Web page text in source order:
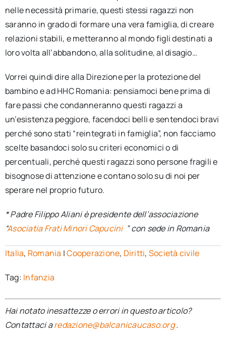
nelle necessità primarie, questi stessi ragazzi non
saranno in grado di formare una vera famiglia, di creare
relazioni stabili, e metteranno al mondo figli destinati a
loro volta all’abbandono, alla solitudine, al disagio…
Vorrei quindi dire alla Direzione per la protezione del
bambino e ad HHC Romania: pensiamoci bene prima di
fare passi che condanneranno questi ragazzi a
un’esistenza peggiore, facendoci belli e sentendoci bravi
perché sono stati “reintegrati in famiglia”, non facciamo
scelte basandoci solo su criteri economici o di
percentuali, perché questi ragazzi sono persone fragili e
bisognose di attenzione e contano solo su di noi per
sperare nel proprio futuro.
* Padre Filippo Aliani è presidente dell’associazione
“Asociatia Frati Minori Capucini ” con sede in Romania
Italia, Romania |Cooperazione, Diritti, Società civile
Tag: Infanzia
Hai notato inesattezze o errori in questo articolo?
Contattaci aredazione@balcanicaucaso.org.